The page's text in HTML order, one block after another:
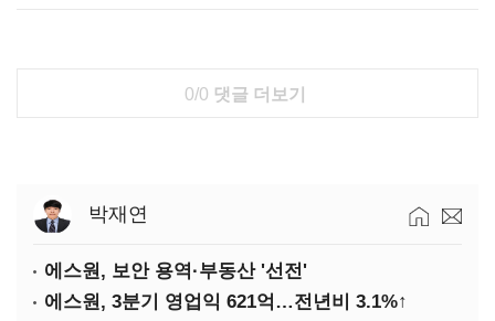
0/0 댓글 더보기
박재연
에스원, 보안 용역·부동산 '선전'
에스원, 3분기 영업익 621억…전년비 3.1%↑